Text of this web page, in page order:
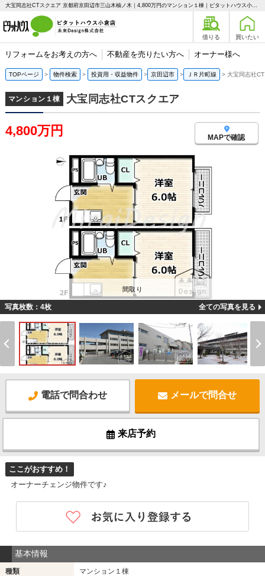
大宝同志社CTスクエア 京都府京田辺市三山木柚ノ木｜4,800万円のマンション１棟｜ピタットハウス小倉店 未来Design株式会社
借りる 買いたい
リフォームをお考えの方へ 不動産を売りたい方へ オーナー様へ
TOPページ 物件検索 投資用・収益物件 京田辺市 ＪＲ片町線 大宝同志社
マンション１棟 大宝同志社CTスクエア
4,800万円 MAPで確認
間取り
写真枚数：4枚 全ての写真を見る
電話で問合わせ メールで問合せ
来店予約
ここがおすすめ！
オーナーチェンジ物件です♪
基本情報
種類 マンション１棟